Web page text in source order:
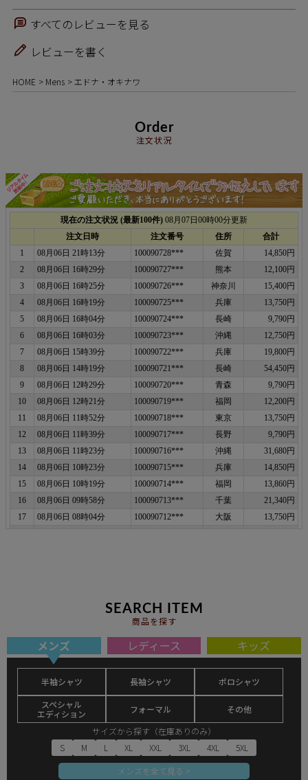
すべてのレビューを見る
レビューを書く
HOME Mens エドナ・オキナワ
Order
注文状況
SEARCH ITEM
商品を探す
メンズ レディース キッズ
半袖シャツ 長袖シャツ
ポロシャツ
スペシャル
エディション
フォーマル
その他
サイズから探す（在庫ありのみ）
S
M L XL XXL 3XL 4XL
5XL
メンズを全て見る >